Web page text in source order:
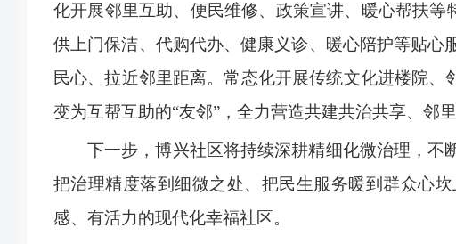
化开展邻里互助、便民维修、政策宣讲、暖心帮扶
供上门保洁、代购代办、健康义诊、暖心陪护等贴
民心、拉近邻里距离。常态化开展传统文化进楼院
变为互帮互助的“友邻”，全力营造共建共治共享、邻
下一步，博兴社区将持续深耕精细化微治理，
把治理精度落到细微之处、把民生服务暖到群众心
感、有活力的现代化幸福社区。